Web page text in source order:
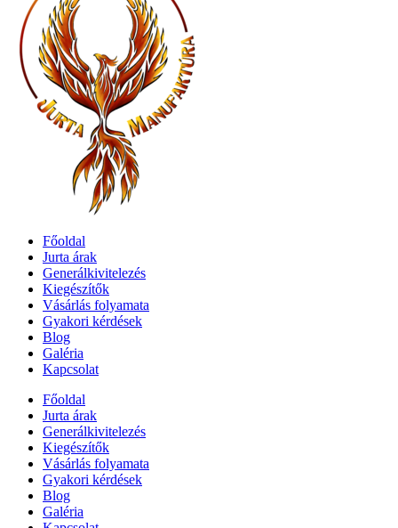
Főoldal
Jurta árak
Generálkivitelezés
Kiegészítők
Vásárlás folyamata
Gyakori kérdések
Blog
Galéria
Kapcsolat
Főoldal
Jurta árak
Generálkivitelezés
Kiegészítők
Vásárlás folyamata
Gyakori kérdések
Blog
Galéria